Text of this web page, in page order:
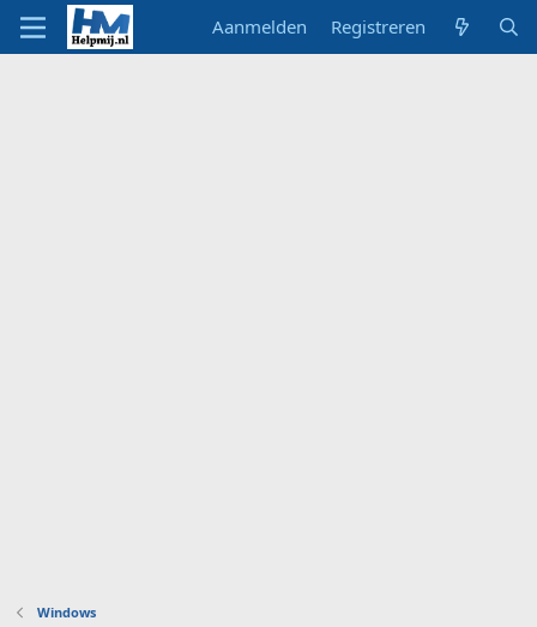
Aanmelden Registreren
Windows